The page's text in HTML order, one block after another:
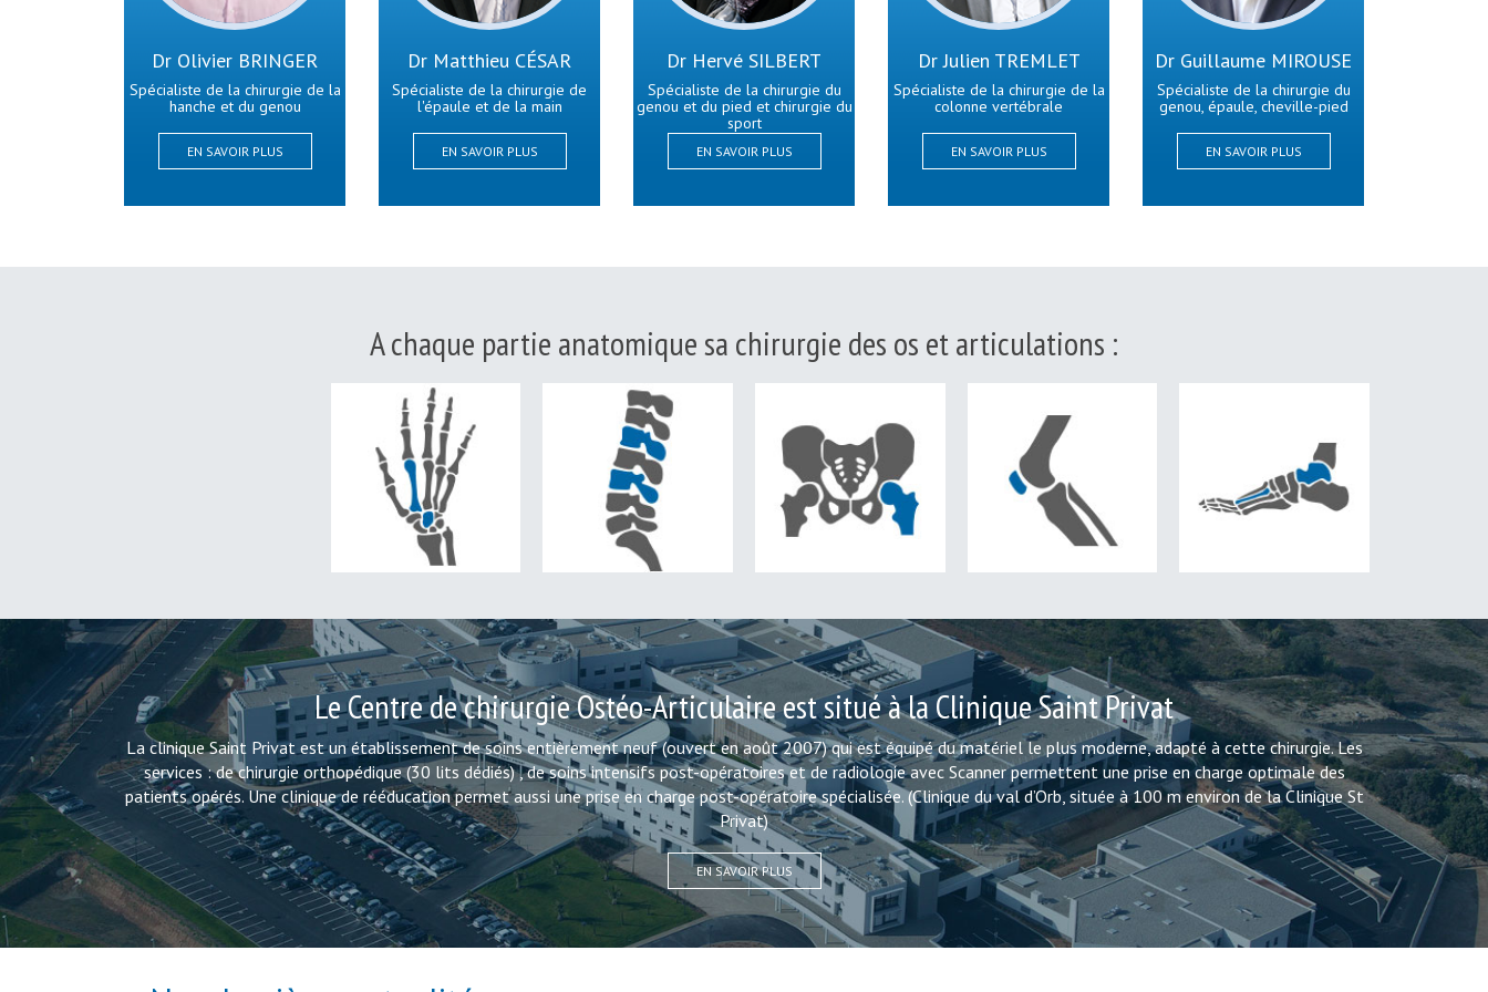
Dr Olivier BRINGER
Spécialiste de la chirurgie de la
hanche et du genou
EN SAVOIR PLUS
Dr Matthieu CÉSAR
Spécialiste de la chirurgie de
l'épaule et de la main
EN SAVOIR PLUS
Dr Hervé SILBERT
Spécialiste de la chirurgie du
genou et du pied et chirurgie du
sport
EN SAVOIR PLUS
Dr Julien TREMLET
Spécialiste de la chirurgie de la
colonne vertébrale
EN SAVOIR PLUS
Dr Guillaume MIROUSE
Spécialiste de la chirurgie du
genou, épaule, cheville-pied
EN SAVOIR PLUS
A chaque partie anatomique sa chirurgie des os et articulations :
MAIN COLONNE VERTÉBRALE HANCHE GENOU PIED
Le Centre de chirurgie Ostéo-Articulaire est situé à la Clinique Saint Privat
La clinique Saint Privat est un établissement de soins entièrement neuf (ouvert en août 2007) qui est équipé du matériel le plus moderne, adapté à cette chirurgie. Les
services : de chirurgie orthopédique (30 lits dédiés) , de soins intensifs post-opératoires et de radiologie avec Scanner permettent une prise en charge optimale des
patients opérés. Une clinique de rééducation permet aussi une prise en charge post-opératoire spécialisée. (Clinique du val d’Orb, située à 100 m environ de la Clinique St
Privat)
EN SAVOIR PLUS